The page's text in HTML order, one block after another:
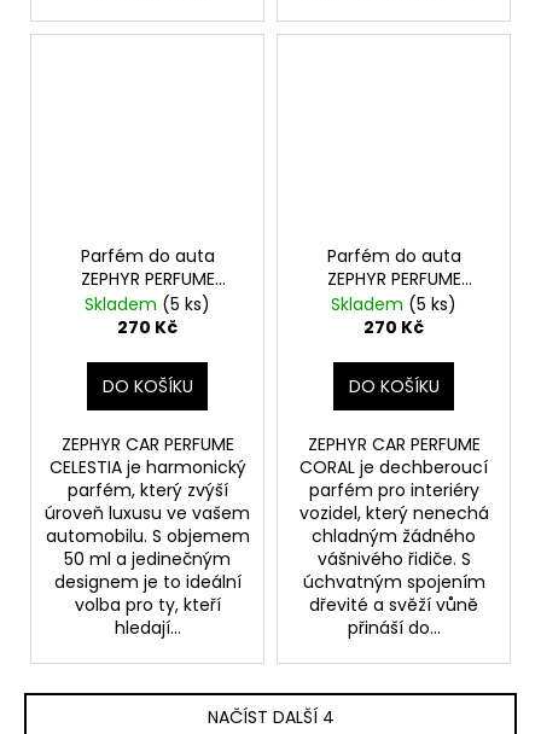
Parfém do auta
ZEPHYR PERFUME
CELESTIA 50 ml
Skladem (5 ks)
270 Kč
DO KOŠÍKU
ZEPHYR CAR PERFUME
CELESTIA je harmonický
parfém, který zvýší
úroveň luxusu ve vašem
automobilu. S objemem
50 ml a jedinečným
designem je to ideální
volba pro ty, kteří
hledají...
Parfém do auta
ZEPHYR PERFUME
CORAL 50 ml
Skladem (5 ks)
270 Kč
DO KOŠÍKU
ZEPHYR CAR PERFUME
CORAL je dechberoucí
parfém pro interiéry
vozidel, který nenechá
chladným žádného
vášnivého řidiče. S
úchvatným spojením
dřevité a svěží vůně
přináší do...
NAČÍST DALŠÍ 4